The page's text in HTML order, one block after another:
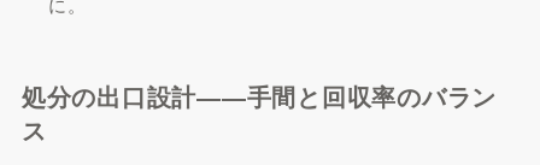
処分の出口設計――手間と回収率のバラン
ス